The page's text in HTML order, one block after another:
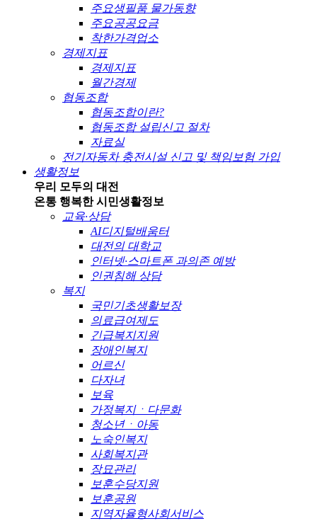
주요생필품 물가동향
주요공공요금
착한가격업소
경제지표
경제지표
월간경제
협동조합
협동조합이란?
협동조합 설립신고 절차
자료실
전기자동차 충전시설 신고 및 책임보험 가입
생활정보
우리 모두의 대전
온통 행복한 시민생활정보
교육·상담
AI디지털배움터
대전의 대학교
인터넷·스마트폰 과의존 예방
인권침해 상담
복지
국민기초생활보장
의료급여제도
긴급복지지원
장애인복지
어르신
다자녀
보육
가정복지ㆍ다문화
청소년ㆍ아동
노숙인복지
사회복지관
장묘관리
보훈수당지원
보훈공원
지역자율형사회서비스